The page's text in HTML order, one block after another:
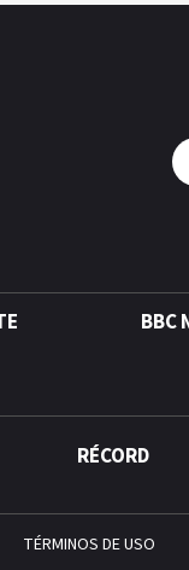
BBC
RÉCORD
TÉRMINOS DE USO